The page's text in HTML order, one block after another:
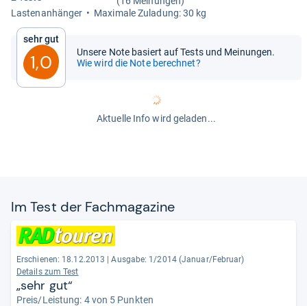
Las­ten­an­hän­ger
Maxi­male Zula­dung: 30 kg
Sehr gut
1,0
Unsere Note basiert auf Tests und Meinungen.
Wie wird die Note berechnet?
Aktuelle Info wird geladen...
Im Test der Fach­ma­ga­zine
Erschienen: 18.12.2013
Ausgabe: 1/2014 (Januar/Februar)
Details zum Test
„sehr gut“
Preis/Leistung: 4 von 5 Punkten